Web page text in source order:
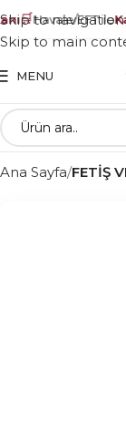
🛒Havale/EFT ile
Skip to navigation
Skip to main
MENU
Ana Sayfa FETİŞ